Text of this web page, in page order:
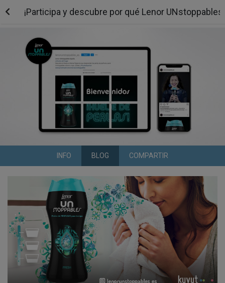
¡Participa y descubre por qué Lenor
INFO BLOG COMPARTIR